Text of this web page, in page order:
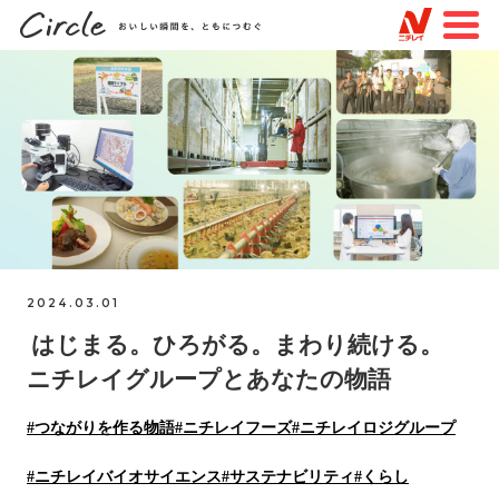
JP EN
TOP すべての記事 特集
知る・楽しむ
トピックスで探す
#未来を変える物語 #見えない場所での物語
#つながりを作る物語 #ニチレイフーズ
#ニチレイロジグループ #ニチレイバイオサイエンス
#品質 #サステナビリティ #挑戦
2024.03.01
はじまる。ひろがる。まわり続ける。
ニチレイグループとあなたの物語
#つながりを作る物語#ニチレイフーズ#ニチレイロジグループ
#ニチレイバイオサイエンス#サステナビリティ#くらし